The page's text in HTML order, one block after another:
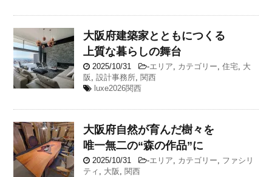
大阪府建築家とともにつくる
上質な暮らしの舞台
2025/10/31 -エリア, カテゴリー,住宅, 大
阪 ,設計事務所, 関西
luxe2026関西
大阪府自然が育んだ樹々を
唯一無二の“森の作品”に
2025/10/31 -エリア, カテゴリー, ファシリ
ティ , 大阪 , 関西